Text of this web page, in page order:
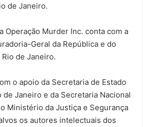
de Janeiro.
Operação Murder Inc. conta com a
Geral da República e do
de Janeiro.
o apoio da Secretaria de Estado
Janeiro e da Secretaria Nacional
Ministério da Justiça e Segurança
os autores intelectuais dos